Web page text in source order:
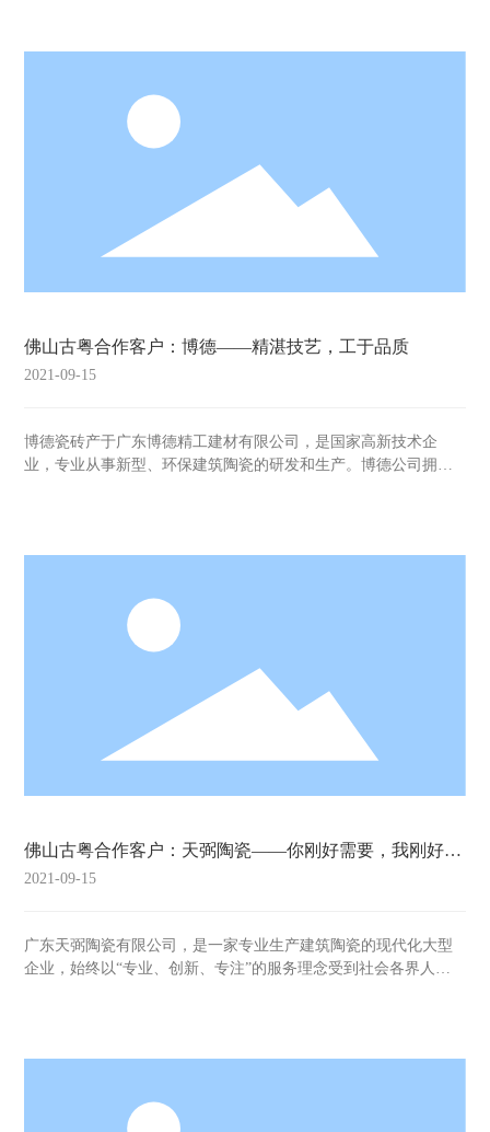
爱，更广泛应用在国内外的各大知名建筑工程中。
佛山古粤合作客户：博德——精湛技艺，工于品质
2021-09-15
博德瓷砖产于广东博德精工建材有限公司，是国家高新技术企
业，专业从事新型、环保建筑陶瓷的研发和生产。博德公司拥有
品、国家科技创新基金等多项国家级、省部级科研开发项目。
佛山古粤合作客户：天弼陶瓷——你刚好需要，我刚好专
业！
2021-09-15
广东天弼陶瓷有限公司，是一家专业生产建筑陶瓷的现代化大型
企业，始终以“专业、创新、专注”的服务理念受到社会各界人士
业”、“高新技术企业”等荣誉称号，其“天弼陶瓷”更被授予“中国著